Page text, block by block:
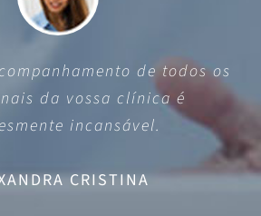
de todos os
da vossa clínica é
incansável.
CRISTINA